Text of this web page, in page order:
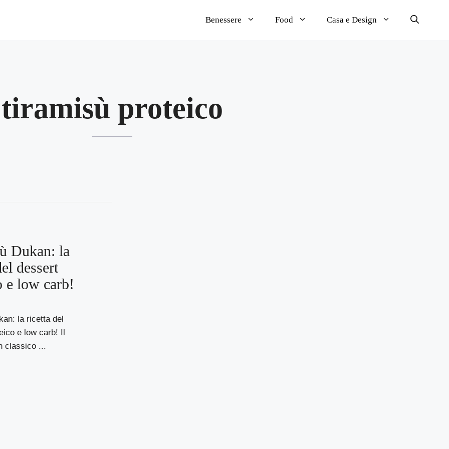
Benessere Food Casa e Design
tiramisù proteico
Dukan: la
dessert
e low carb!
la ricetta del
e low carb! Il
classico ...